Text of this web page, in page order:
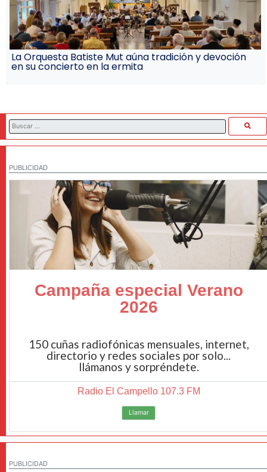
La Orquesta Batiste Mut aúna tradición y devoción
en su concierto en la ermita
PUBLICIDAD
Campaña especial Verano
2026
150 cuñas radiofónicas mensuales, internet,
directorio y redes sociales por solo...
llámanos y sorpréndete.
Radio El Campello 107.3 FM
Llamar
PUBLICIDAD